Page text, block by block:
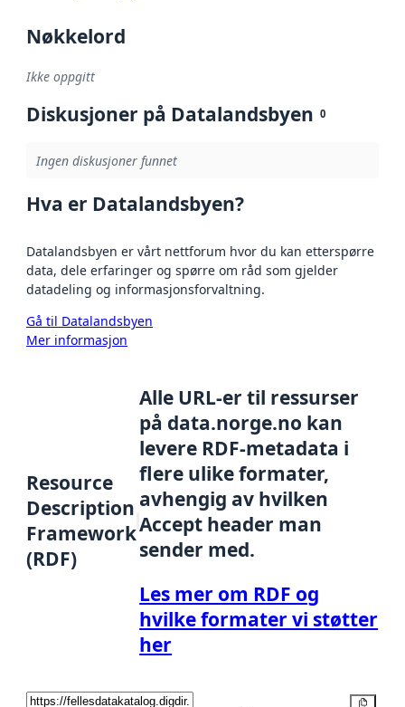
Nøkkelord
Ikke oppgitt
Diskusjoner på Datalandsbyen 0
Ingen diskusjoner funnet
Hva er Datalandsbyen?
Datalandsbyen er vårt nettforum hvor du kan etterspørre
data, dele erfaringer og spørre om råd som gjelder
datadeling og informasjonsforvaltning.
Gå til Datalandsbyen
Mer informasjon
Resource
Description
Framework
(RDF)
Alle URL-er til ressurser
på data.norge.no kan
levere RDF-metadata i
flere ulike formater,
avhengig av hvilken
Accept header man
sender med.
Les mer om RDF og
hvilke formater vi støtter
her